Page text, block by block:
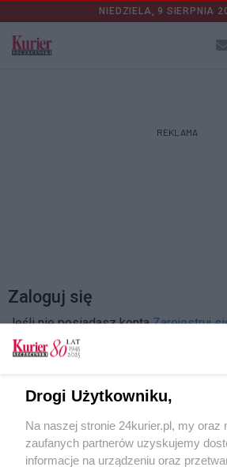
NIEDZIELA, 9 SIERPNIA
REKLAMA
Zaloguj się
Jeśli nie posiadasz kontaZarejestruj
Drogi Użytkowniku,
Na naszej stronie 24kurier.pl, my oraz
zaufanych partnerów uzyskujemy
informacje na urządzeniu oraz